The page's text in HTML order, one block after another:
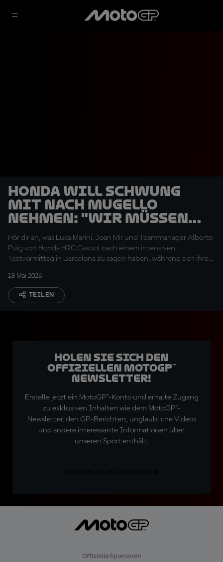
Honda will Schwung
mit nach Mugello
nehmen: "Wir müssen
optimistisch sein"
Hör dir an, was Luca Marini, Joan Mir und Teammanager Alberto
Puig von Honda HRC Castrol nach einem intensiven
Testvormittag in Barcelona zu sagen haben, während sich ihre
18 Mai 2026
TEILEN
Holen Sie sich den
offiziellen MotoGP™
Newsletter!
Erstelle jetzt ein MotoGP™-Konto und erhalte Zugang
zu exklusiven Inhalten wie dem MotoGP™-
Newsletter, den GP-Berichten, unglaubliche Videos
und andere interessante Informationen über
unseren Sport enthält.
Offizielle Sponsoren